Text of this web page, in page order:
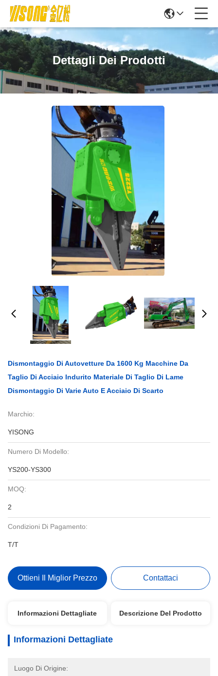
Dettagli Dei Prodotti
Dismontaggio Di Autovetture Da 1600 Kg Macchine Da
Taglio Di Acciaio Indurito Materiale Di Taglio Di Lame
Dismontaggio Di Varie Auto E Acciaio Di Scarto
Marchio:
YISONG
Numero Di Modello:
YS200-YS300
MOQ:
2
Condizioni Di Pagamento:
T/T
Ottieni Il Miglior Prezzo Contattaci
Informazioni Dettagliate Descrizione Del Prodotto
Informazioni Dettagliate
Luogo Di Origine: